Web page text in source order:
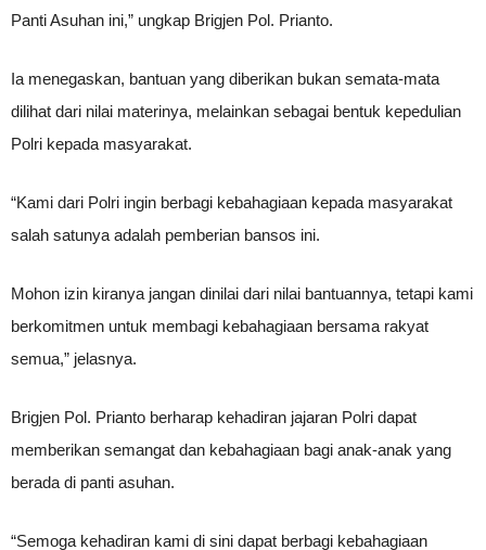
Panti Asuhan ini,” ungkap Brigjen Pol. Prianto.
Ia menegaskan, bantuan yang diberikan bukan semata-mata
dilihat dari nilai materinya, melainkan sebagai bentuk kepedulian
Polri kepada masyarakat.
“Kami dari Polri ingin berbagi kebahagiaan kepada masyarakat
salah satunya adalah pemberian bansos ini.
Mohon izin kiranya jangan dinilai dari nilai bantuannya, tetapi kami
berkomitmen untuk membagi kebahagiaan bersama rakyat
semua,” jelasnya.
Brigjen Pol. Prianto berharap kehadiran jajaran Polri dapat
memberikan semangat dan kebahagiaan bagi anak-anak yang
berada di panti asuhan.
“Semoga kehadiran kami di sini dapat berbagi kebahagiaan